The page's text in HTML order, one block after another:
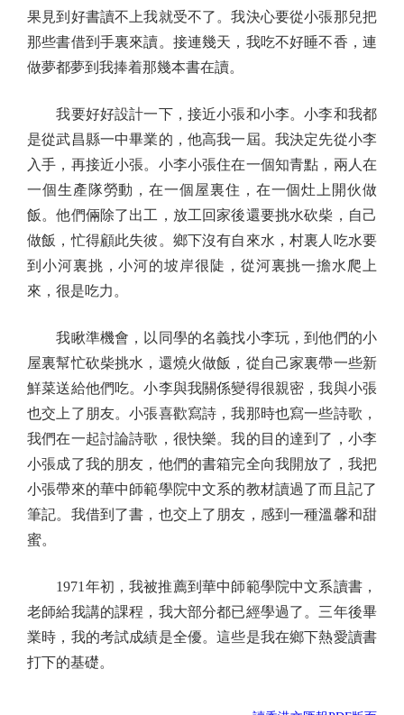
果見到好書讀不上我就受不了。我決心要從小張那兒把
那些書借到手裏來讀。接連幾天，我吃不好睡不香，連
做夢都夢到我捧着那幾本書在讀。
我要好好設計一下，接近小張和小李。小李和我都
是從武昌縣一中畢業的，他高我一屆。我決定先從小李
入手，再接近小張。小李小張住在一個知青點，兩人在
一個生產隊勞動，在一個屋裏住，在一個灶上開伙做
飯。他們倆除了出工，放工回家後還要挑水砍柴，自己
做飯，忙得顧此失彼。鄉下沒有自來水，村裏人吃水要
到小河裏挑，小河的坡岸很陡，從河裏挑一擔水爬上
來，很是吃力。
我瞅準機會，以同學的名義找小李玩，到他們的小
屋裏幫忙砍柴挑水，還燒火做飯，從自己家裏帶一些新
鮮菜送給他們吃。小李與我關係變得很親密，我與小張
也交上了朋友。小張喜歡寫詩，我那時也寫一些詩歌，
我們在一起討論詩歌，很快樂。我的目的達到了，小李
小張成了我的朋友，他們的書箱完全向我開放了，我把
小張帶來的華中師範學院中文系的教材讀過了而且記了
筆記。我借到了書，也交上了朋友，感到一種溫馨和甜
蜜。
1971年初，我被推薦到華中師範學院中文系讀書，
老師給我講的課程，我大部分都已經學過了。三年後畢
業時，我的考試成績是全優。這些是我在鄉下熱愛讀書
打下的基礎。